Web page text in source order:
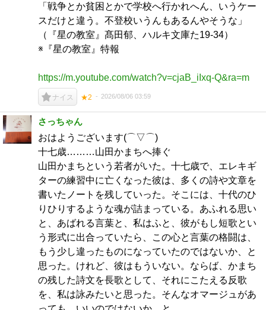
「戦争とか貧困とかで学校へ行かれへん、いうケー
スだけと違う。不登校いうんもあるんやそうな」
（『星の教室』髙田郁、ハルキ文庫た19-34）
※『星の教室』特報
https://m.youtube.com/watch?v=cjaB_iIxq-Q&ra=m
ナイス ★2 2026/08/06 03:59
さっちゃん
おはようございます(⌒▽⌒)
十七歳………山田かまちへ捧ぐ
山田かまちという若者がいた。十七歳で、エレキギ
ターの練習中に亡くなった彼は、多くの詩や文章を
書いたノートを残していった。そこには、十代のひ
りひりするような魂が詰まっている。あふれる思い
と、あばれる言葉と、私はふと、彼がもし短歌とい
う形式に出合っていたら、この心と言葉の格闘は、
もう少し違ったものになっていたのではないか、と
思った。けれど、彼はもういない。ならば、かまち
の残した詩文を長歌として、それにこたえる反歌
を、私は詠みたいと思った。そんなオマージュがあ